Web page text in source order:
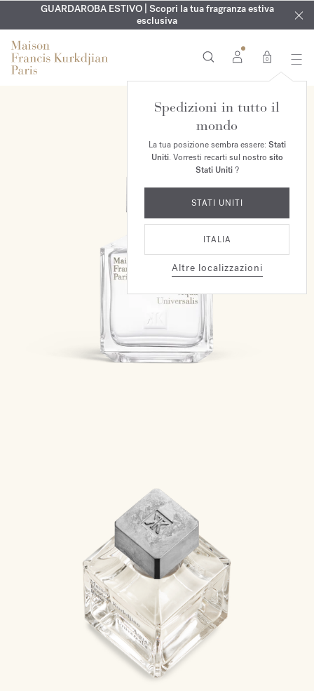
ESCLUSIVO | Scopri la nuova fragranza OUDvelvet moodnel
tuo ordine*
INCISIONE GRATUITA | Su tutte le fragranze e gli oli per il
corpo fino al 9 agosto
GUARDAROBA ESTIVO | Scopri la tua fragranza estiva
esclusiva
0
Spedizioni in tutto il
mondo
La tua posizione sembra essere: Stati
Uniti. Vorresti recarti sul nostro sito
Stati Uniti?
STATI UNITI
ITALIA
Altre localizzazioni